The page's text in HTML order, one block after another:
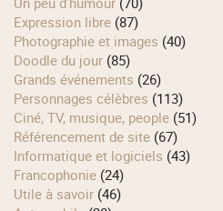
Expression libre (87)
Photographie et images (40)
Doodle du jour (85)
Grands événements (26)
Personnages célèbres (113)
Ciné, TV, musique, people (51)
Référencement de site (67)
Informatique et logiciels (43)
Francophonie (24)
Utile à savoir (46)